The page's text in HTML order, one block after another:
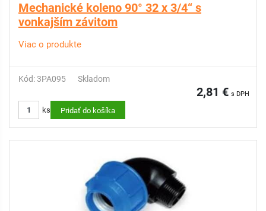
Mechanické koleno 90° 32 x 3/4“ s
vonkajším závitom
Viac o produkte
Kód: 3PA095 Skladom
2,81 € s DPH
ks Pridať do košíka